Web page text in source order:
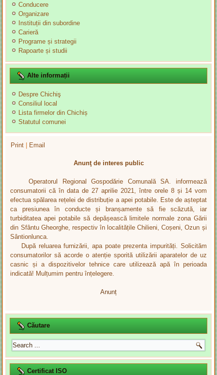
Conducere
Organizare
Instituții din subordine
Carieră
Programe și strategii
Rapoarte și studii
Alte informații
Despre Chichiş
Consiliul local
Lista firmelor din Chichiș
Statutul comunei
Print | Email
Anunţ de interes public
Operatorul Regional Gospodărie Comunală SA. informează
consumatorii că în data de 27 aprilie 2021, între orele 8 și 14 vom
efectua spălarea rețelei de distribuție a apei potabile. Este de așteptat
ca presiunea în conducte și branșamente să fie scăzută, iar
turbiditatea apei potabile să depășească limitele normale zona Gării
din Sfântu Gheorghe, respectiv în localitățile Chilieni, Coșeni, Ozun și
Sântionlunca.
După reluarea furnizării, apa poate prezenta impurități. Solicităm
consumatorilor să acorde o atenție sporită utilizării aparatelor de uz
casnic și a dispozitivelor tehnice care utilizează apă în perioada
indicată! Mulțumim pentru înțelegere.
Anunț
Căutare
Certificat ISO